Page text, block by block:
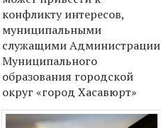
конфликту интересов,
муниципальными
служащими Администрации
Муниципального
образования городской
округ «город Хасавюрт»